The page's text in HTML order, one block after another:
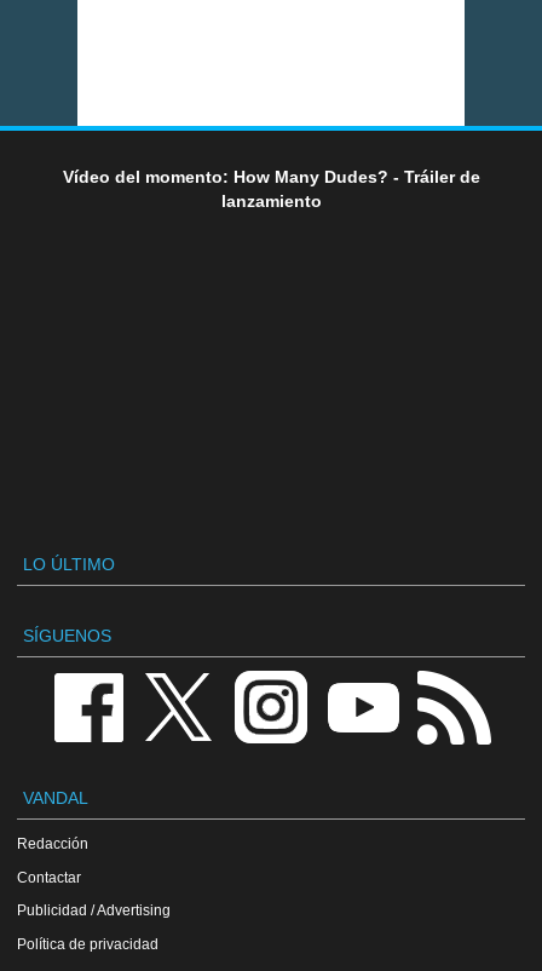
Vídeo del momento: How Many Dudes? - Tráiler de
lanzamiento
LO ÚLTIMO
SÍGUENOS
VANDAL
Redacción
Contactar
Publicidad / Advertising
Política de privacidad